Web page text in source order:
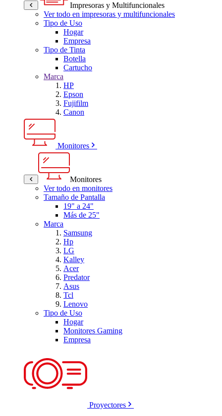
Impresoras y Multifuncionales
Ver todo en impresoras y multifuncionales
Tipo de Uso
Hogar
Empresa
Tipo de Tinta
Botella
Cartucho
Marca
HP
Epson
Fujifilm
Canon
Monitores
Monitores
Ver todo en monitores
Tamaño de Pantalla
19" a 24"
Más de 25"
Marca
Samsung
Hp
LG
Kalley
Acer
Predator
Asus
Tcl
Lenovo
Tipo de Uso
Hogar
Monitores Gaming
Empresa
Proyectores